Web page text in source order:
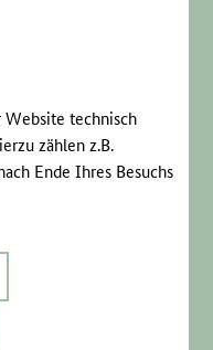
Website technisch
zählen z.B.
Ende Ihres Besuchs